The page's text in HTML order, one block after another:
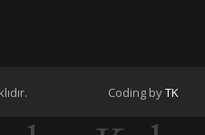
Coding byTK